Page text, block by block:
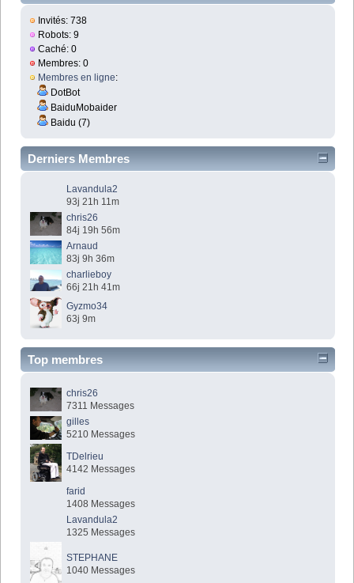
Invités: 738
Robots: 9
Caché: 0
Membres: 0
Membres en ligne:
DotBot
BaiduMobaider
Baidu (7)
Derniers Membres
Lavandula2
93j 21h 11m
chris26
84j 19h 56m
Arnaud
83j 9h 36m
charlieboy
66j 21h 41m
Gyzmo34
63j 9m
Top membres
chris26
7311 Messages
gilles
5210 Messages
TDelrieu
4142 Messages
farid
1408 Messages
Lavandula2
1325 Messages
STEPHANE
1040 Messages